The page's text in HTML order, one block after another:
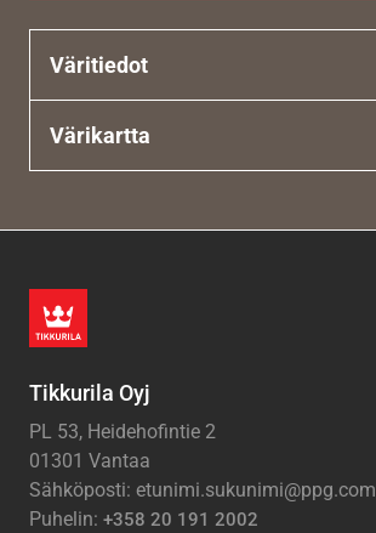
Väritiedot
Värikartta
Tikkurila Oyj
PL 53, Heidehofintie 2
01301 Vantaa
Sähköposti: etunimi.sukunimi@ppg.com
Puhelin: +358 20 191 2002